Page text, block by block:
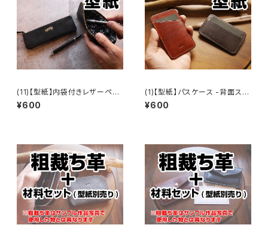
(11)【型紙】内袋付きレザーペン
ケース
¥600
(1)【型紙】パスケース -背面スリ
ット付き-
¥600